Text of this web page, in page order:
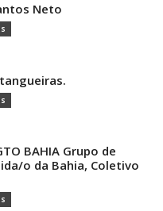
Neto
BAHIA Grupo de
o da Bahia, Coletivo